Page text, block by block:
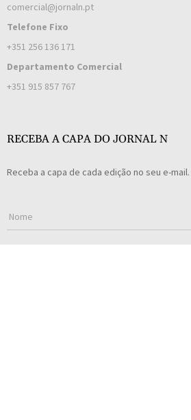
comercial@jornaln.pt
Telefone Fixo
+351 256 136 171
Departamento Comercial
+351 915 857 767
RECEBA A CAPA DO JORNAL N
Receba a capa de cada edição no seu e-mail.